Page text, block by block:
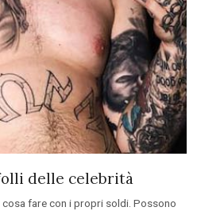
delle celebrità
fare con i propri soldi. Possono